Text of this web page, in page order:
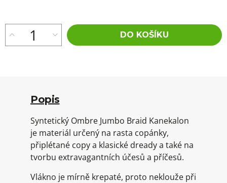
DO KOŠÍKU
Popis
Syntetický Ombre Jumbo Braid Kanekalon
je materiál určený na rasta copánky,
připlétané copy a klasické dready a také na
tvorbu extravagantních účesů a příčesů.
Vlákno je mírně krepaté, proto neklouže při